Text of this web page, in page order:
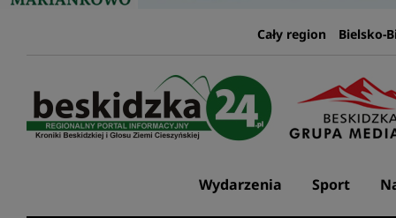
Cały region Bielsko-
Wydarzenia Sport